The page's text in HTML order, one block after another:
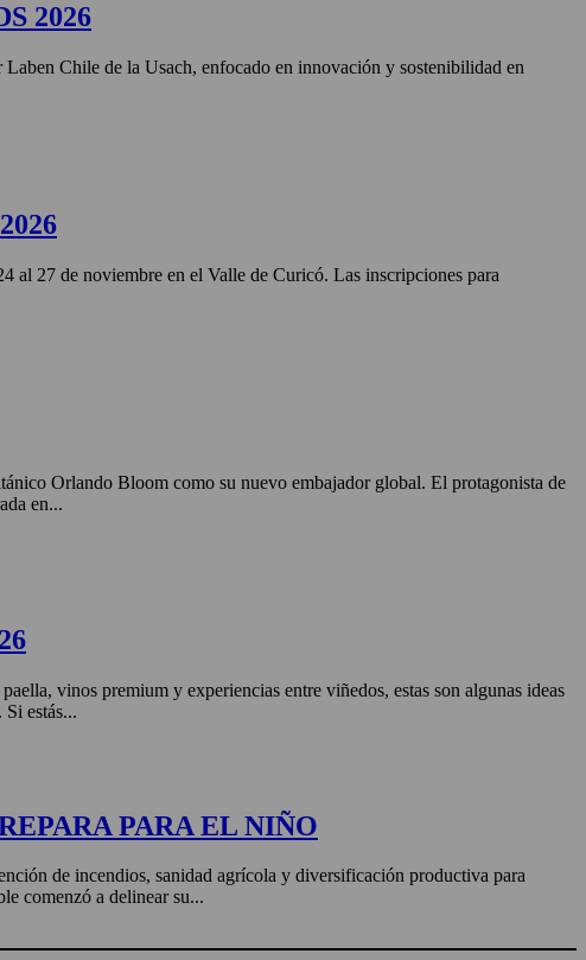
2026
Chile de la Usach, enfocado en innovación y sostenibilidad en
al 27 de noviembre en el Valle de Curicó. Las inscripciones para
Orlando Bloom como su nuevo embajador global. El protagonista de
en...
vinos premium y experiencias entre viñedos, estas son algunas ideas
estás...
PARA EL NIÑO
de incendios, sanidad agrícola y diversificación productiva para
comenzó a delinear su...